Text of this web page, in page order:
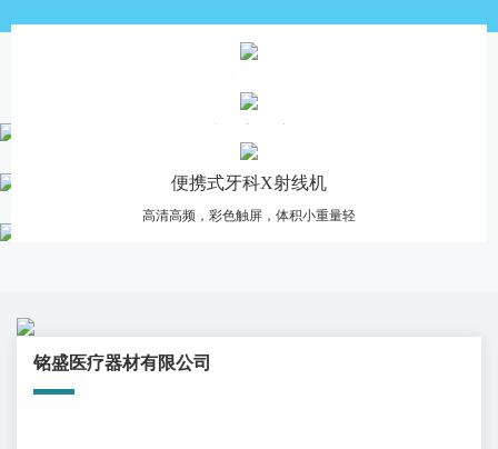
产品推荐
便携式牙科X射线机
高清高频，彩色触屏，体积小重量轻
铭盛医疗器材有限公司